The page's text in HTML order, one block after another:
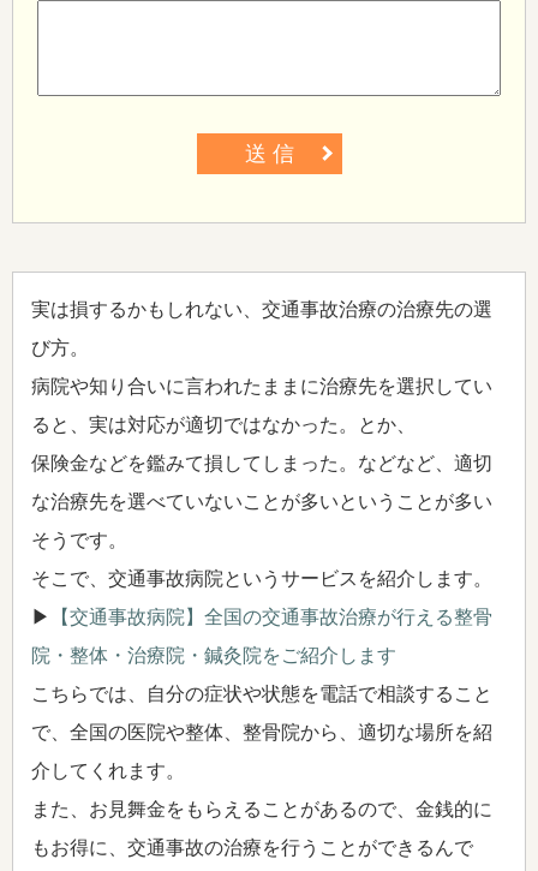
送 信
実は損するかもしれない、交通事故治療の治療先の選
び方。
病院や知り合いに言われたままに治療先を選択してい
ると、実は対応が適切ではなかった。とか、
保険金などを鑑みて損してしまった。などなど、適切
な治療先を選べていないことが多いということが多い
そうです。
そこで、交通事故病院というサービスを紹介します。
▶
【交通事故病院】全国の交通事故治療が行える整骨
院・整体・治療院・鍼灸院をご紹介します
こちらでは、自分の症状や状態を電話で相談すること
で、全国の医院や整体、整骨院から、適切な場所を紹
介してくれます。
また、お見舞金をもらえることがあるので、金銭的に
もお得に、交通事故の治療を行うことができるんで